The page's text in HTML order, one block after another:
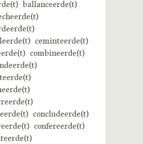
ballanceerde(t)
ceminteerde(t)
combineerde(t)
concludeerde(t)
confereerde(t)